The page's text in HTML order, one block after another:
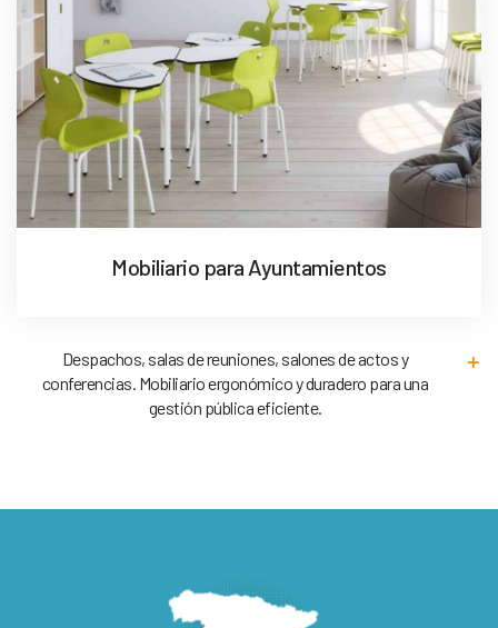
Mobiliario para Ayuntamientos
Despachos, salas de reuniones, salones de actos y
conferencias. Mobiliario ergonómico y duradero para una
gestión pública eficiente.